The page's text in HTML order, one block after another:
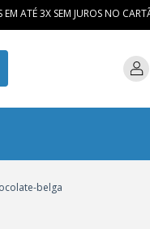
ATÉ 3X SEM JUROS NO CARTÃO
belga